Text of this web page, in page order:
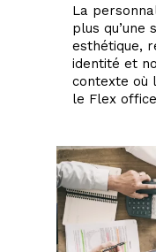
La
plus qu’une
esthétique,
identité et
contexte où
le Flex